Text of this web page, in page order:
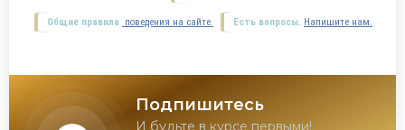
Есть вопросы. Напишите нам.
Общие правила поведения на сайте.
Подпишитесь
И будьте в курсе первыми!